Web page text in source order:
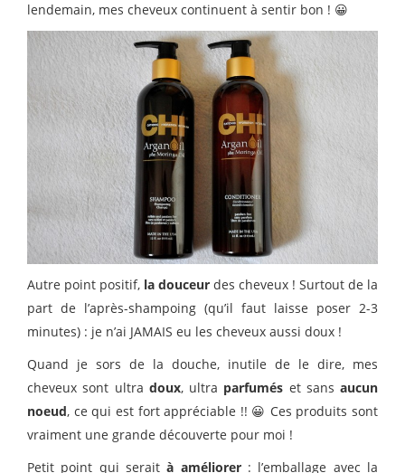
lendemain, mes cheveux continuent à sentir bon ! 😀
Autre point positif, la douceur des cheveux ! Surtout de la
part de l’après-shampoing (qu’il faut laisse poser 2-3
minutes) : je n’ai JAMAIS eu les cheveux aussi doux !
Quand je sors de la douche, inutile de le dire, mes
cheveux sont ultra doux, ultra parfumés et sans aucun
noeud, ce qui est fort appréciable !! 😀 Ces produits sont
vraiment une grande découverte pour moi !
Petit point qui seraità améliorer: l’emballage avec la